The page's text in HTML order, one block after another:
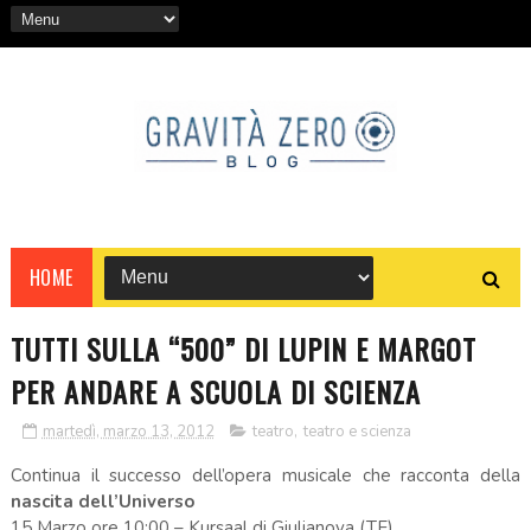
HOME
TUTTI SULLA “500” DI LUPIN E MARGOT
PER ANDARE A SCUOLA DI SCIENZA
martedì, marzo 13, 2012 teatro, teatro e scienza
Continua il successo dell’opera musicale che racconta della
nascita dell’Universo